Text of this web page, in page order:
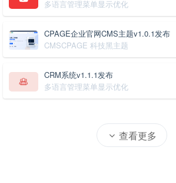
多语言管理菜单显示优化
CPAGE企业官网CMS主题v1.0.1发布
CMSCPAGE 科技黑主题
CRM系统v1.1.1发布
多语言管理菜单显示优化
查看更多